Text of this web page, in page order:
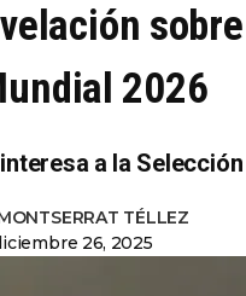
2026
a la
TÉLLEZ
26, 2025